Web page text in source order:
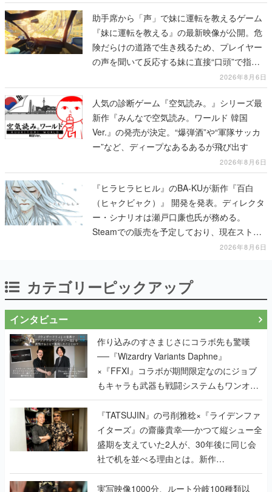
助手席から「声」で妹に運転を教えるゲーム
『妹に運転を教える』の最新映像が公開。危
険だらけの道路で生き残るため、プレイヤー
の声を聞いて反応する妹に直接“口頭”で指示
2026年8月6日
人気の診断ゲーム『空気読み。』シリーズ最
新作『みんなで空気読み。ワールド 韓国
Ver.』の発売が決定。“爆弾酒”や“軍隊サッカ
ー”など、ディープなあるあるが飛び出す
2026年8月6日
『ヒラヒラヒヒル』のBA-KUが新作『百白
（ヒャクビャク）』 開発を発表。ディレクタ
ー・シナリオは瀬戸口廉也氏が務める。
Steamでの販売を予定しており、現在ストア
2026年8月6日
カテゴリーピックアップ
インタビュー
作り込みのすさまじさにコラボ先も驚嘆
──『Wizardry Variants Daphne』
×『FFXI』コラボが期間限定なのにジョブ
もキャラも武器も戦闘システムもワンオフ
で作り込まれた理由を両ディレクターに聞
く
『TATSUJIN』の弓削雅稔×『ライデンファ
イターズ』の齋藤貴幸──かつて縦シュー全
盛期を支えていた2人が、30年後に同じ会
社で机を並べる理由とは。新作
『TATSUJIN EXTREME』で初タッグを組
んだレジェンド2人に訊く開発秘話
実写映像1000分、ルート分岐100種類以